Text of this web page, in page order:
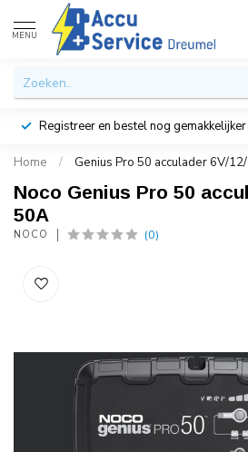
MENU
Registreer en bestel nog
Home / Genius Pro 50 acculader 6V/
Noco Genius Pro 50
50A
NOCO (0)